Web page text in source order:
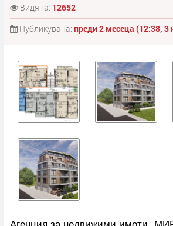
Видяна: 12652
Публикувана: преди 2 месеца (12:38, 3